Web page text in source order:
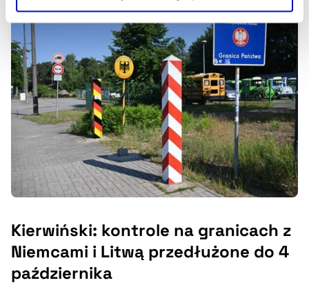
naszej
Polityce Prywatności.
Kierwiński: kontrole na granicach z
Niemcami i Litwą przedłużone do 4
października